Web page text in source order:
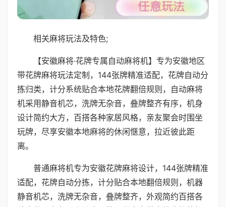
相关麻将玩法及特色;
【安徽麻将·花牌专属自动麻将机】专为安徽地区
带花牌麻将玩法定制，144张牌精准适配，花牌自动分
拣归类，计分系统贴合本地花牌翻倍规则，自动麻将
机采用静音机芯，洗牌无杂音，叠牌整齐有序，机身
设计简约大方，百搭各种家居风格，亲友聚会时围坐
玩牌，尽享安徽本地麻将的休闲惬意，拉近彼此距
离。
普通麻将机专为安徽花牌麻将设计，144张牌精准
适配，花牌自动分拣，计分贴合本地翻倍规则，机器
静音机芯，洗牌无杂音，叠牌整齐，外观简约百搭各